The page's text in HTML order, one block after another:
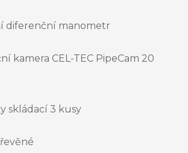
diferenční manometr
kamera CEL-TEC PipeCam 20
skládací 3 kusy